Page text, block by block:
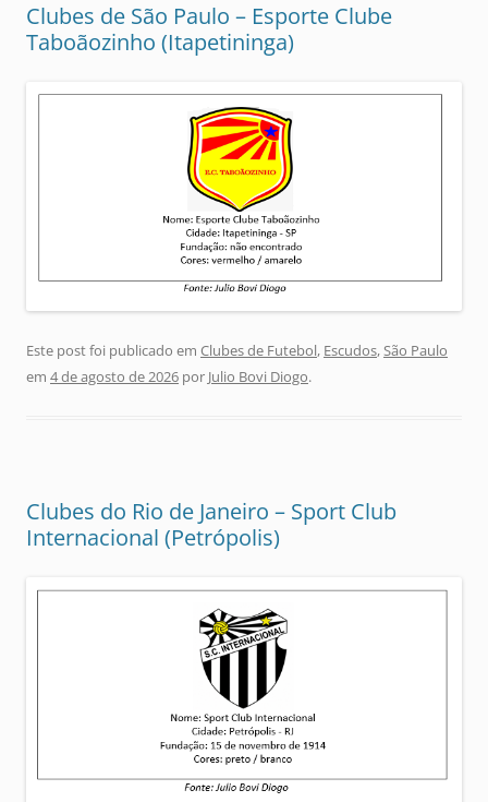
Clubes de São Paulo – Esporte Clube
Taboãozinho (Itapetininga)
Este post foi publicado em Clubes de Futebol, Escudos,São Paulo
em 4 de agosto de 2026 por Julio Bovi Diogo.
Clubes do Rio de Janeiro – Sport Club
Internacional (Petrópolis)